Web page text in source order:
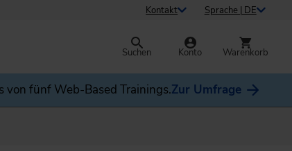
Kontakt Sprache | DE
Suchen Konto Warenkorb
von fünf Web-Based Trainings.Zur Umfrage